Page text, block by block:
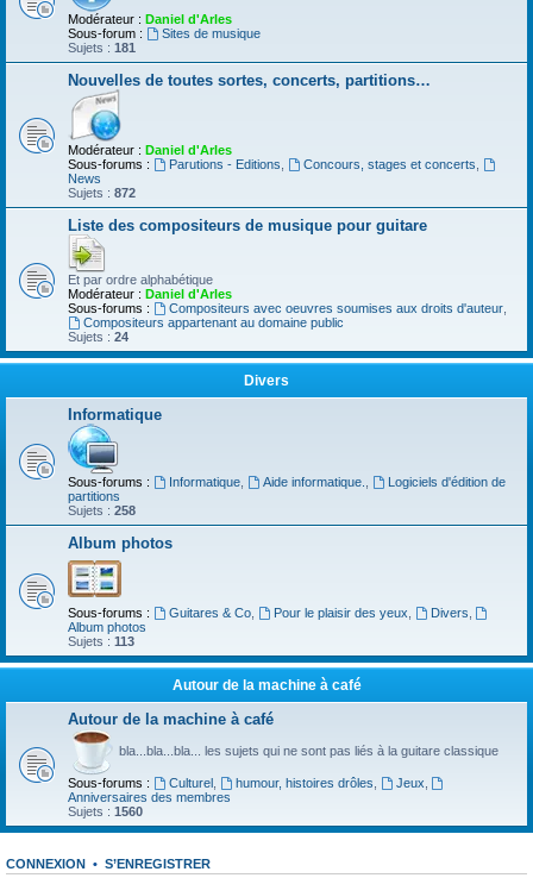
Modérateur : Daniel d'Arles
Sous-forum :
Sites de musique
Sujets : 181
Nouvelles de toutes sortes, concerts, partitions…
Modérateur : Daniel d'Arles
Sous-forums :
Parutions - Editions Concours, stages et concerts
News
Sujets : 872
Liste des compositeurs de musique pour guitare
Et par ordre alphabétique
Modérateur : Daniel d'Arles
Sous-forums :
Compositeurs avec oeuvres soumises aux droits d'auteur,
Compositeurs appartenant au domaine public
Sujets : 24
Divers
Informatique
Sous-forums : Informatique, Aide informatique.
Logiciels d'édition de
partitions
Sujets : 258
Album photos
Sous-forums : Guitares & Co, Pour le plaisir des yeux Divers
Album photos
Sujets : 113
Autour de la machine à café
Autour de la machine à café
bla...bla...bla... les sujets qui ne sont pas liés à la guitare classique
Sous-forums : Culturel, humour, histoires drôles Jeux
Anniversaires des membres
Sujets : 1560
CONNEXION • S’ENREGISTRER